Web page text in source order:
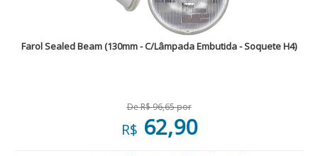
Farol Sealed Beam (130mm - C/Lâmpada Embutida - Soquete H4)
De R$ 96,65 por
R$ 62,90